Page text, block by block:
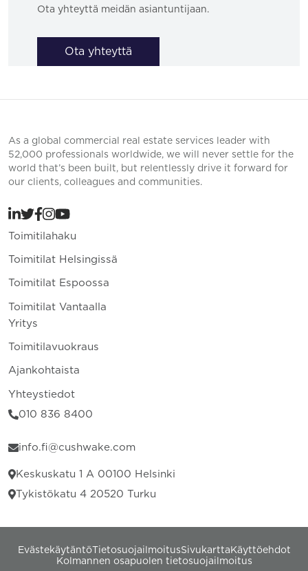
Ota yhteyttä meidän asiantuntijaan.
Ota yhteyttä
As a global commercial real estate services leader with
52,000 professionals worldwide, we will never settle for the
world that’s been built, but relentlessly drive it forward for
our clients, colleagues and communities.
Toimitilahaku
Toimitilat Helsingissä
Toimitilat Espoossa
Toimitilat Vantaalla
Yritys
Toimitilavuokraus
Ajankohtaista
Yhteystiedot
010 836 8400
info.fi@cushwake.com
Keskuskatu 1 A 00100 Helsinki
Tykistökatu 4 20520 Turku
EvästekäytäntöTietosuojailmoitusSivukartta Käyttöehdot
Kolmannen osapuolen tietosuojailmoitus